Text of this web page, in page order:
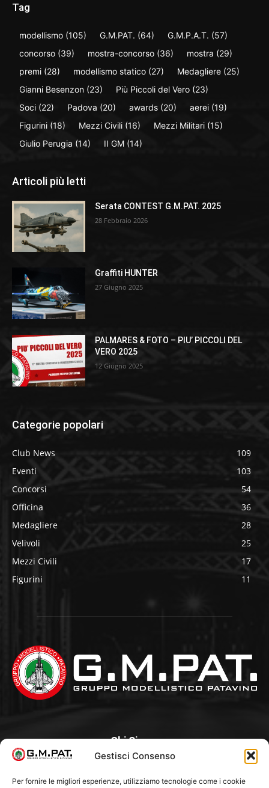
Gestisci Consenso
Per fornire le migliori esperienze, utilizziamo tecnologie come i cookie
Tag
modellismo (105) G.M.PAT. (64) G.M.P.A.T. (57)
concorso (39) mostra-concorso (36) mostra (29)
premi (28) modellismo statico (27) Medagliere (25)
Gianni Besenzon (23) Più Piccoli del Vero (23)
Soci (22) Padova (20) awards (20) aerei (19)
Figurini (18) Mezzi Civili (16) Mezzi Militari (15)
Giulio Perugia (14) II GM (14)
Articoli più letti
Serata CONTEST G.M.PAT. 2025
28 Febbraio 2026
Graffiti HUNTER
27 Giugno 2025
PALMARES & FOTO – PIU’ PICCOLI DEL
VERO 2025
12 Giugno 2025
Categorie popolari
Club News
109
Eventi
103
Concorsi
54
Officina
36
Medagliere
28
Velivoli
25
Mezzi Civili
17
Figurini
11
Chi Siamo
con l’intento di creare a Padova un punto di aggregazione e